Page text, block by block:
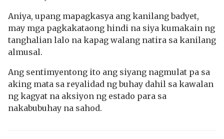
Aniya, upang mapagkasya ang kanilang badyet,
may mga pagkakataong hindi na siya kumakain ng
tanghalian lalo na kapag walang natira sa kanilang
almusal.
Ang sentimyentong ito ang siyang nagmulat pa sa
aking mata sa reyalidad ng buhay dahil sa kawalan
ng kagyat na aksiyon ng estado para sa
nakabubuhay na sahod.